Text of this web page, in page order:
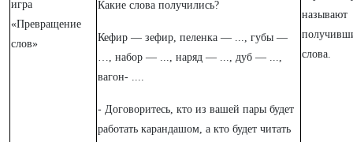
игра
«Превращение
слов»
Какие слова получились?
Кефир — зефир, пеленка — ..., губы —
…, набор — ..., наряд — ..., дуб — ...,
вагон- ....
- Договоритесь, кто из вашей пары будет
работать карандашом, а кто будет читать
называют
слова.